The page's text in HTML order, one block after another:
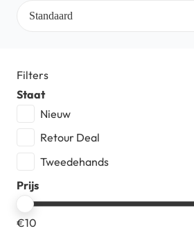
Filters
Staat
Nieuw
Retour Deal
Tweedehands
Prijs
€10